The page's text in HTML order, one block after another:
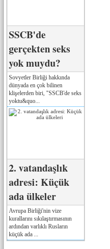
SSCB'de
gerçekten seks
yok muydu?
Sovyetler Birliği hakkında
dünyada en çok bilinen
klişelerden biri, "SSCB'de seks
yoktu&quo...
2. vatandaşlık
adresi: Küçük
ada ülkeler
Avrupa Birliği'nin vize
kurallarını sıkılaştırmasının
ardından varlıklı Rusların
küçük ada ...